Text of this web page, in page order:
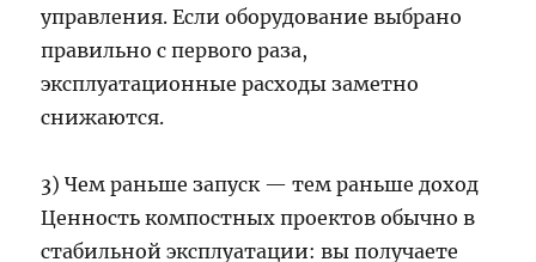
управления. Если оборудование выбрано
правильно с первого раза,
эксплуатационные расходы заметно
снижаются.
3) Чем раньше запуск — тем раньше доход
Ценность компостных проектов обычно в
стабильной эксплуатации: вы получаете